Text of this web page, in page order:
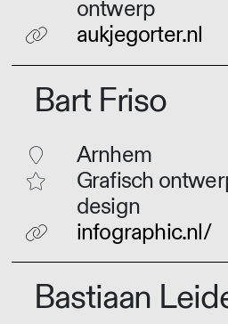
ontwerp
aukjegorter.nl
Bart Friso
Arnhem
Grafisch
design
infographic.nl/
Bastiaan